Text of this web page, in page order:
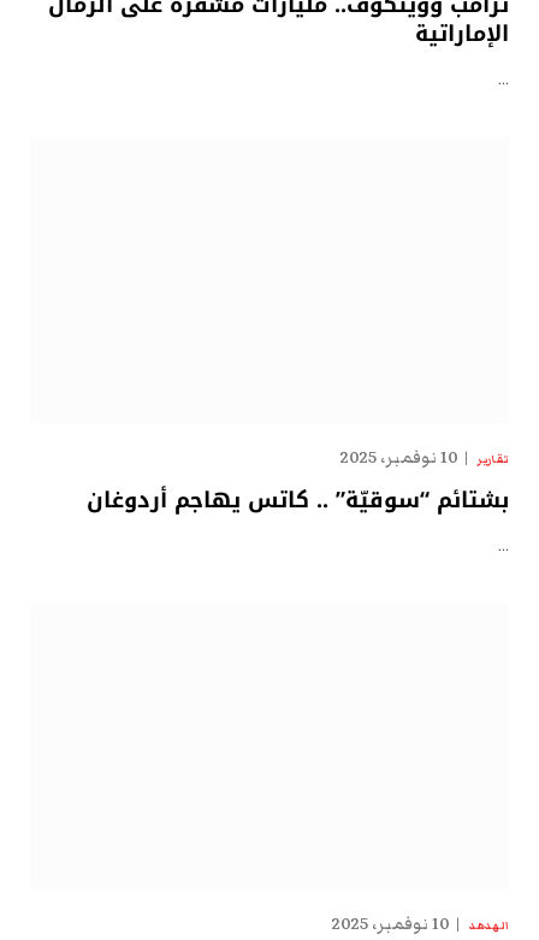
الإماراتية
…
تقارير 10 نوفمبر، 2025
بشتائم “سوقيّة” .. كاتس يهاجم أردوغان
…
الهدهد 10 نوفمبر، 2025